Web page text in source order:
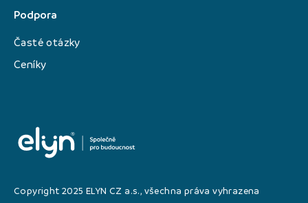
Podpora
Časté otázky
Ceníky
Copyright 2025 ELYN CZ a.s., všechna práva vyhrazena